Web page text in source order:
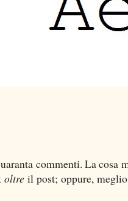
commenti. La cosa
oltre il post; oppure,